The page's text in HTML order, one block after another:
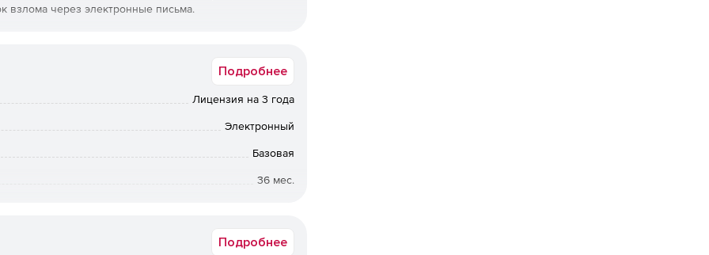
взлома через электронные письма.
повышенного уровня безопасности –
законодательства и обладает сертификатами
нагрузке на операционную систему, что
производительность труда сотрудников
Подробнее
Лицензия на 3 года
Электронный
Базовая
36 мес.
Подробнее